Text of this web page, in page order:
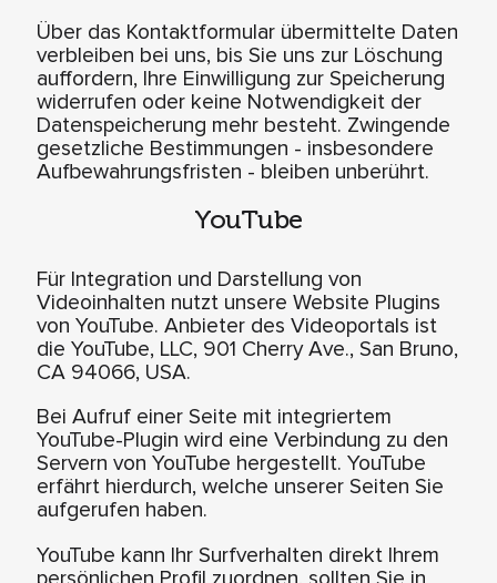
Über das Kontaktformular übermittelte Daten
verbleiben bei uns, bis Sie uns zur Löschung
auffordern, Ihre Einwilligung zur Speicherung
widerrufen oder keine Notwendigkeit der
Datenspeicherung mehr besteht. Zwingende
gesetzliche Bestimmungen - insbesondere
Aufbewahrungsfristen - bleiben unberührt.
YouTube
Für Integration und Darstellung von
Videoinhalten nutzt unsere Website Plugins
von YouTube. Anbieter des Videoportals ist
die YouTube, LLC, 901 Cherry Ave., San Bruno,
CA 94066, USA.
Bei Aufruf einer Seite mit integriertem
YouTube-Plugin wird eine Verbindung zu den
Servern von YouTube hergestellt. YouTube
erfährt hierdurch, welche unserer Seiten Sie
aufgerufen haben.
YouTube kann Ihr Surfverhalten direkt Ihrem
persönlichen Profil zuordnen, sollten Sie in